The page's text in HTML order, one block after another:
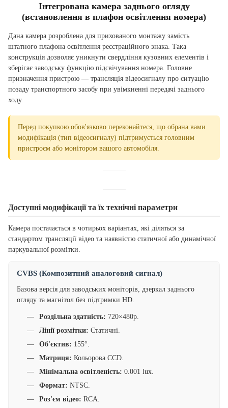
Інтегрована камера заднього огляду
(встановлення в плафон освітлення номера)
Дана камера розроблена для прихованого монтажу замість
штатного плафона освітлення реєстраційного знака. Така
конструкція дозволяє уникнути свердління кузовних елементів і
зберігає заводську функцію підсвічування номера. Головне
призначення пристрою — трансляція відеосигналу про ситуацію
позаду транспортного засобу при увімкненні передачі заднього
ходу.
Перед покупкою обов'язково переконайтеся, що обрана вами
модифікація (тип відеосигналу) підтримується головним
пристроєм або монітором вашого автомобіля.
Доступні модифікації та їх технічні параметри
Камера постачається в чотирьох варіантах, які діляться за
стандартом трансляції відео та наявністю статичної або динамічної
паркувальної розмітки.
CVBS (Композитний аналоговий сигнал)
Базова версія для заводських моніторів, дзеркал заднього
огляду та магнітол без підтримки HD.
Роздільна здатність: 720×480p.
Лінії розмітки: Статичні.
Об'єктив: 155°.
Матриця: Кольорова CCD.
Мінімальна освітленість: 0.001 lux.
Формат: NTSC.
Роз'єм відео: RCA.